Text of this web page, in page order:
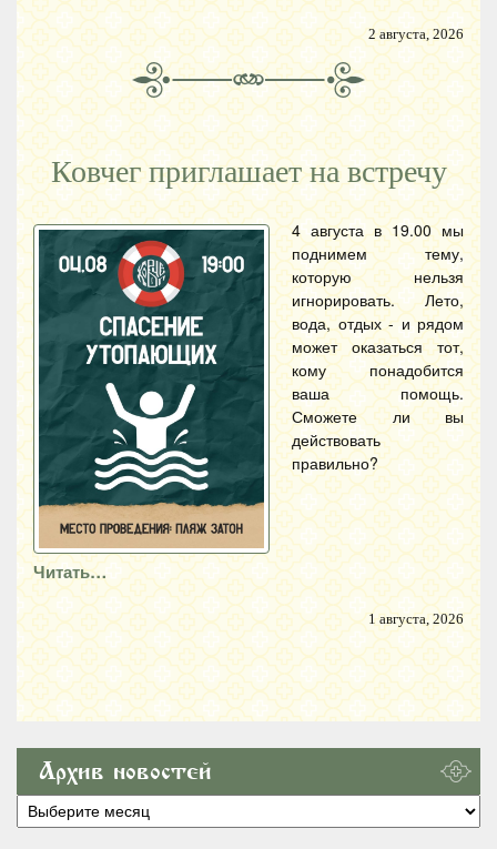
2 августа, 2026
Ковчег приглашает на встречу
4 августа в 19.00 мы
поднимем тему,
которую нельзя
игнорировать. Лето,
вода, отдых - и рядом
может оказаться тот,
кому понадобится
ваша помощь.
Сможете ли вы
действовать
правильно?
Читать…
1 августа, 2026
Архив новостей
Архив
новостей